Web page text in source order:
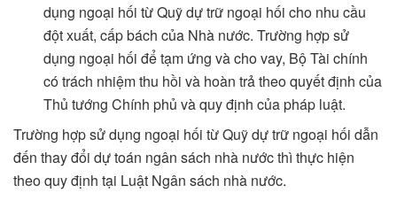
dụng ngoại hối từ Quỹ dự trữ ngoại hối cho nhu cầu
đột xuất, cấp bách của Nhà nước. Trường hợp sử
dụng ngoại hối để tạm ứng và cho vay, Bộ Tài chính
có trách nhiệm thu hồi và hoàn trả theo quyết định của
Thủ tướng Chính phủ và quy định của pháp luật.
Trường hợp sử dụng ngoại hối từ Quỹ dự trữ ngoại hối dẫn
đến thay đổi dự toán ngân sách nhà nước thì thực hiện
theo quy định tại Luật Ngân sách nhà nước.